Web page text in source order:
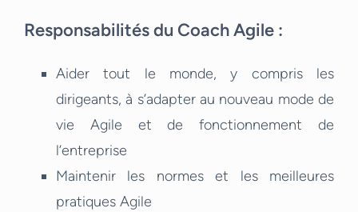
Responsabilités du Coach Agile :
Aider tout le monde, y compris les
dirigeants, à s’adapter au nouveau mode de
vie Agile et de fonctionnement de
l’entreprise
Maintenir les normes et les meilleures
pratiques Agile